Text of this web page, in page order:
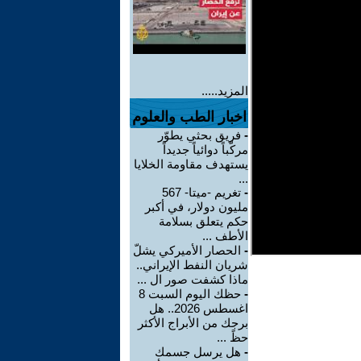
المزيد.....
اخبار الطب والعلوم
- فريق بحثي يطوّر
مركّباً دوائياً جديداً
يستهدف مقاومة الخلايا
...
-
تغريم -ميتا- 567
مليون دولار، في أكبر
حكم يتعلق بسلامة
الأطف ...
- الحصار الأميركي يشلّ
شريان النفط الإيراني..
ماذا كشفت صور ال ...
-
حظك اليوم السبت 8
اغسطس 2026.. هل
برجك من الأبراج الأكثر
حظً ...
- هل يرسل جسمك